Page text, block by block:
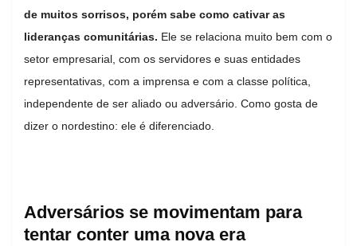
de muitos sorrisos, porém sabe como cativar as
lideranças comunitárias. Ele se relaciona muito bem com o
setor empresarial, com os servidores e suas entidades
representativas, com a imprensa e com a classe política,
independente de ser aliado ou adversário. Como gosta de
dizer o nordestino: ele é diferenciado.
Adversários se movimentam para
tentar conter uma nova era